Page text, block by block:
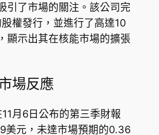
引了市場的關注。該公司完
權發行，並進行了高達10
顯示出其在核能市場的擴張
場反應
月6日公布的第三季財報
美元，未達市場預期的0.36